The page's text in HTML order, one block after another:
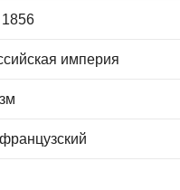
империя